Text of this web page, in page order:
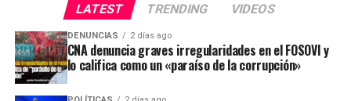
LATEST TRENDING VIDEOS
DENUNCIAS 2 días ago
CNA denuncia graves irregularidades en el FOSOVI y
lo califica como un «paraíso de la corrupción»